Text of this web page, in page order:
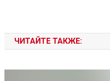
ЧИТАЙТЕ ТАКЖЕ: